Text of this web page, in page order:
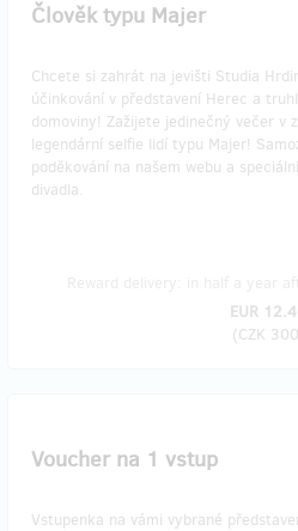
Člověk typu Majer
Chcete si zahrát na jevišti Studia
účinkování v představení Herec a
domoviny! Zažijete jedinečný večer v
legendární selfie lidí typu Majer!
poděkování na našem webu a
divadla.
EUR
(CZK 300
Voucher na 1 vstup
Vstupenka na vámi vybrané